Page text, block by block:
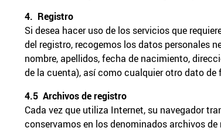
4. Registro
Si desea hacer uso de los servicios que
del registro, recogemos los datos personales
nombre, apellidos, fecha de nacimiento,
de la cuenta), así como cualquier otro dato
4.5 Archivos de registro
Cada vez que utiliza Internet, su navegador
conservamos en los denominados archivos de